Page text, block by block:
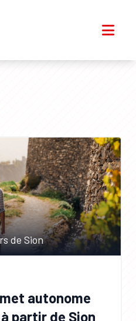
de Sion
autonome
partir de Sion